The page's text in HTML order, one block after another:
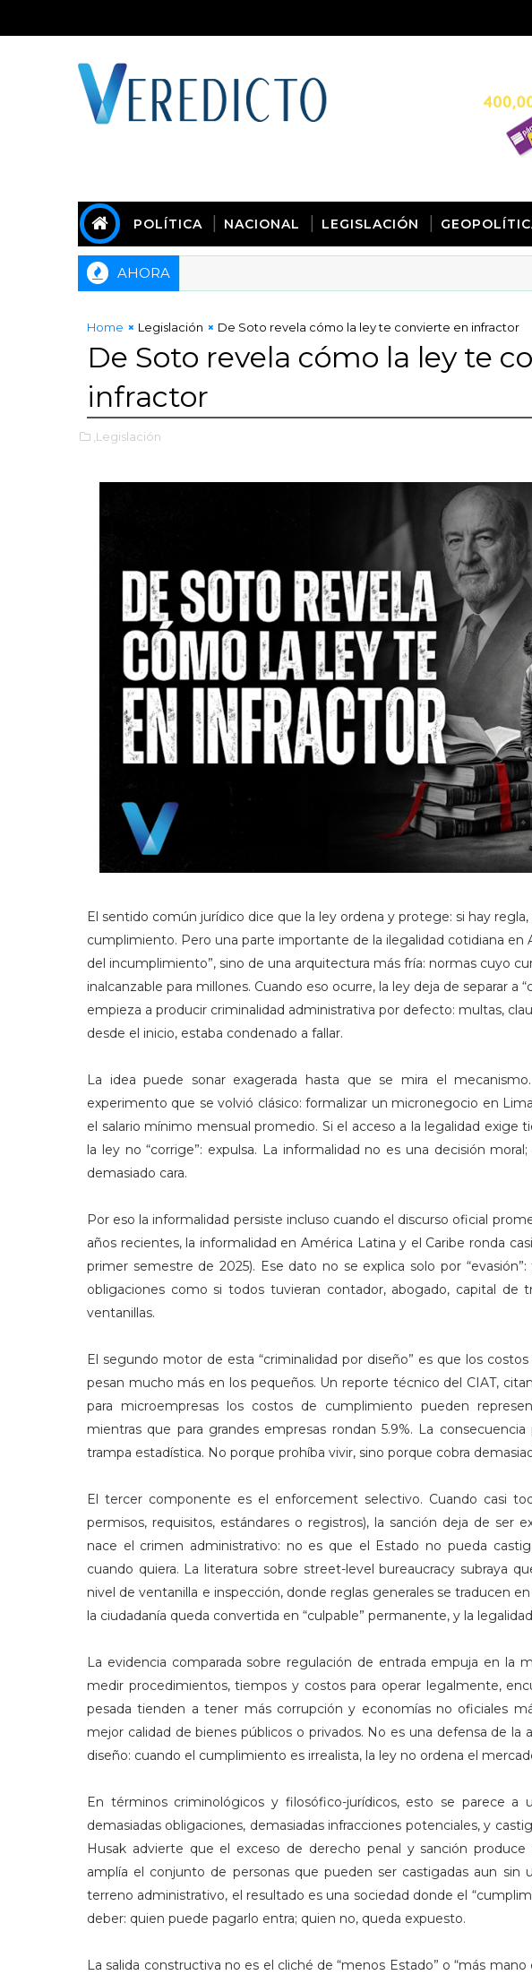
POLÍTICA NACIONAL LEGISLACIÓN
AHORA
Home Legislación De Soto revela cómo la ley te convierte en infractor
De Soto revela cómo la ley te
infractor
,Legislación
El sentido común jurídico dice que la ley ordena y protege: si hay
cumplimiento. Pero una parte importante de la ilegalidad cotidiana en
del incumplimiento”, sino de una arquitectura más fría: normas cuyo
inalcanzable para millones. Cuando eso ocurre, la ley deja de separar a
empieza a producir criminalidad administrativa por defecto: multas,
desde el inicio, estaba condenado a fallar.
La idea puede sonar exagerada hasta que se mira el
experimento que se volvió clásico: formalizar un micronegocio en
el salario mínimo mensual promedio. Si el acceso a la legalidad exige
la ley no “corrige”: expulsa. La informalidad no es una decisión
demasiado cara.
Por eso la informalidad persiste incluso cuando el discurso oficial
años recientes, la informalidad en América Latina y el Caribe ronda
primer semestre de 2025). Ese dato no se explica solo por
obligaciones como si todos tuvieran contador, abogado, capital de
ventanillas.
El segundo motor de esta “criminalidad por diseño” es que los
pesan mucho más en los pequeños. Un reporte técnico del CIAT,
para microempresas los costos de cumplimiento pueden
mientras que para grandes empresas rondan 5.9%. La
trampa estadística. No porque prohíba vivir, sino porque cobra
El tercer componente es el enforcement selectivo. Cuando casi
permisos, requisitos, estándares o registros), la sanción deja de ser
nace el crimen administrativo: no es que el Estado no pueda
cuando quiera. La literatura sobre street-level bureaucracy subraya
nivel de ventanilla e inspección, donde reglas generales se traducen
la ciudadanía queda convertida en “culpable” permanente, y la
La evidencia comparada sobre regulación de entrada empuja en la
medir procedimientos, tiempos y costos para operar legalmente,
pesada tienden a tener más corrupción y economías no oficiales
mejor calidad de bienes públicos o privados. No es una defensa de la
diseño: cuando el cumplimiento es irrealista, la ley no ordena el
En términos criminológicos y filosófico-jurídicos, esto se parece a
demasiadas obligaciones, demasiadas infracciones potenciales, y
Husak advierte que el exceso de derecho penal y sanción
amplía el conjunto de personas que pueden ser castigadas aun sin
terreno administrativo, el resultado es una sociedad donde el
deber: quien puede pagarlo entra; quien no, queda expuesto.
La salida constructiva no es el cliché de “menos Estado” o “más